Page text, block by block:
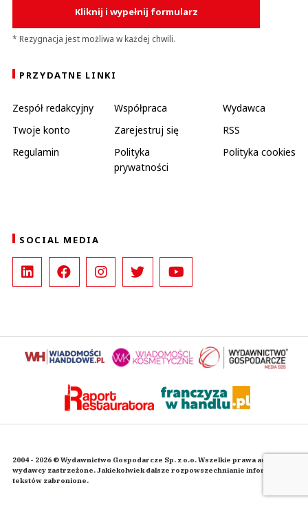
Kliknij i wypełnij formularz
* Rezygnacja jest możliwa w każdej chwili.
PRZYDATNE LINKI
Zespół redakcyjny Współpraca
Wydawca
Twoje konto
Zarejestruj się
RSS
Regulamin
Polityka
prywatności
Polityka cookies
SOCIAL MEDIA
2004 - 2026 © Wydawnictwo Gospodarcze Sp. z o.o. Wszelkie prawa autorskie
wydawcy zastrzeżone. Jakiekolwiek dalsze rozpowszechnianie informacji i
tekstów zabronione.